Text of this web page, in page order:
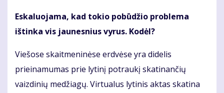
Eskaluojama, kad tokio pobūdžio problema
ištinka vis jaunesnius vyrus. Kodėl?
Viešose skaitmeninėse erdvėse yra didelis
prieinamumas prie lytinį potraukį skatinančių
vaizdinių medžiagų. Virtualus lytinis aktas skatina